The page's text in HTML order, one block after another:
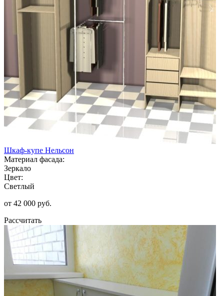
Шкаф-купе Нельсон
Материал фасада:
Зеркало
Цвет:
Светлый
от 42 000 руб.
Рассчитать